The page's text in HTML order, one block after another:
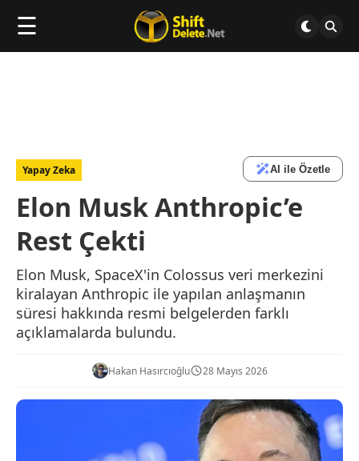
☰
Yapay Zeka AI ile Özetle
Elon Musk Anthropic’e
Rest Çekti
Elon Musk, SpaceX'in Colossus veri merkezini
kiralayan Anthropic ile yapılan anlaşmanın
süresi hakkında resmi belgelerden farklı
açıklamalarda bulundu.
Hakan Hasırcıoğlu 28 Mayıs 2026